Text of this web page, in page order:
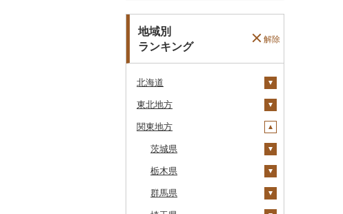
地域別
ランキング
解除
北海道
安平町
八雲町
鹿部町
江差町
白老町
東北地方
青森県
十和田市
大鰐町
南部町
岩手県
宮古市
軽米町
宮城県
柴田町
秋田県
関東地方
茨城県
土浦市
取手市
栃木県
那須塩原市
群馬県